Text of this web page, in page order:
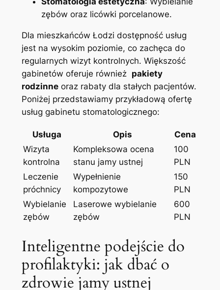
zębów oraz licówki⁣ porcelanowe.
Dla mieszkańców Łodzi dostępność usług
jest⁣ na⁣ wysokim poziomie, co zachęca do
regularnych wizyt ⁣kontrolnych. Większość
gabinetów oferuje również ⁢ pakiety
rodzinneoraz‌ rabaty dla stałych​ pacjentów.
Poniżej​ przedstawiamy przykładową⁣ ofertę‍
usług gabinetu‌ stomatologicznego:
Usługa Opis
Cena
Wizyta ​
kontrolna
Kompleksowa ocena
stanu jamy ustnej
100
PLN
Leczenie‌
próchnicy
Wypełnienie
kompozytowe
150
PLN
Wybielanie
zębów
Laserowe wybielanie
zębów
600⁣
PLN
Inteligentne ​podejście⁤ do
profilaktyki: ​jak dbać o
zdrowie ‌jamy ustnej